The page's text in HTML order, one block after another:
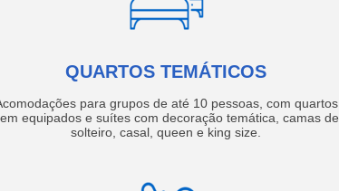
QUARTOS TEMÁTICOS
para grupos de até 10 pessoas, com quartos
equipados e suítes com decoração temática, camas de
solteiro, casal, queen e king size.